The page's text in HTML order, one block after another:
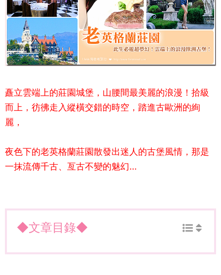
矗立雲端上的莊園城堡，山腰間最美麗的浪漫！拾級
而上，彷彿走入縱橫交錯的時空，踏進古歐洲的絢
麗，
夜色下的老英格蘭莊園散發出迷人的古堡風情，那是
一抹流傳千古、亙古不變的魅幻...
◆文章目錄◆